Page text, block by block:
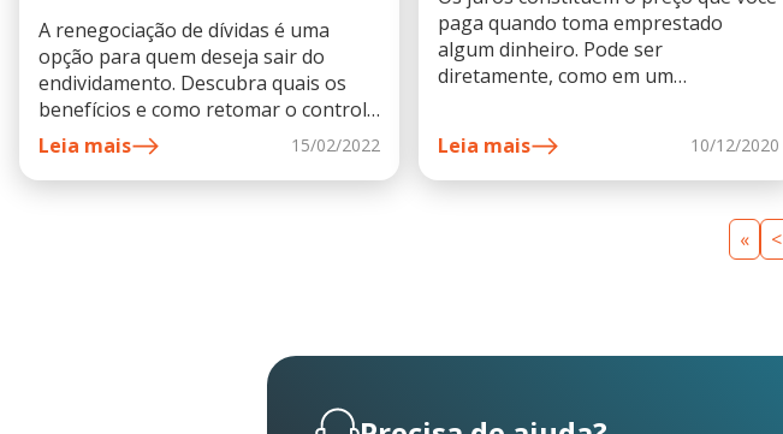
A renegociação de dívidas é uma
opção para quem deseja sair do
endividamento. Descubra quais os
benefícios e como retomar o controle
financeiro de sua vida.
Leia mais 15/02/2022
paga quando toma emprestado
algum dinheiro. Pode ser
diretamente, como em um
quando faz uma compra em
prestações cujo preço é maior que
Leia mais 10/12/2020
« <